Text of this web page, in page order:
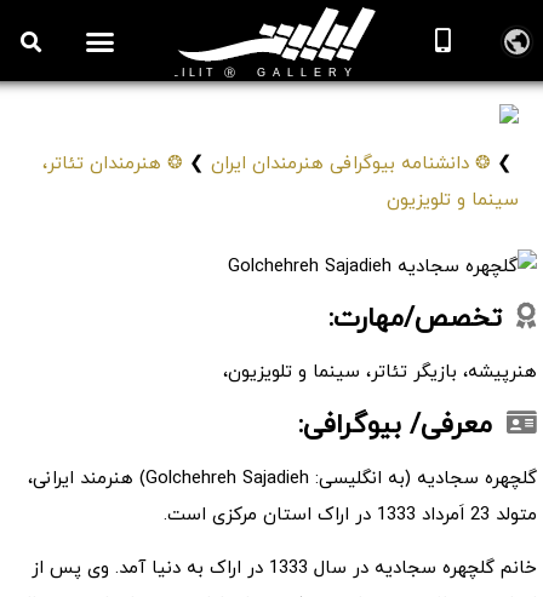
❯ ❂ دانشنامه بیوگرافی هنرمندان ایران ❯ ❂ هنرمندان تئاتر،
سینما و تلویزیون
تخصص/مهارت:
هنرپیشه، بازیگر تئاتر، سینما و تلویزیون،
معرفی/ بیوگرافی:
گلچهره سجادیه (به انگلیسی: Golchehreh Sajadieh) هنرمند ایرانی،
متولد 23 اَمرداد 1333 در اراک استان مرکزی است.
خانم گلچهره سجادیه در سال 1333 در اراک به دنیا آمد. وی پس از